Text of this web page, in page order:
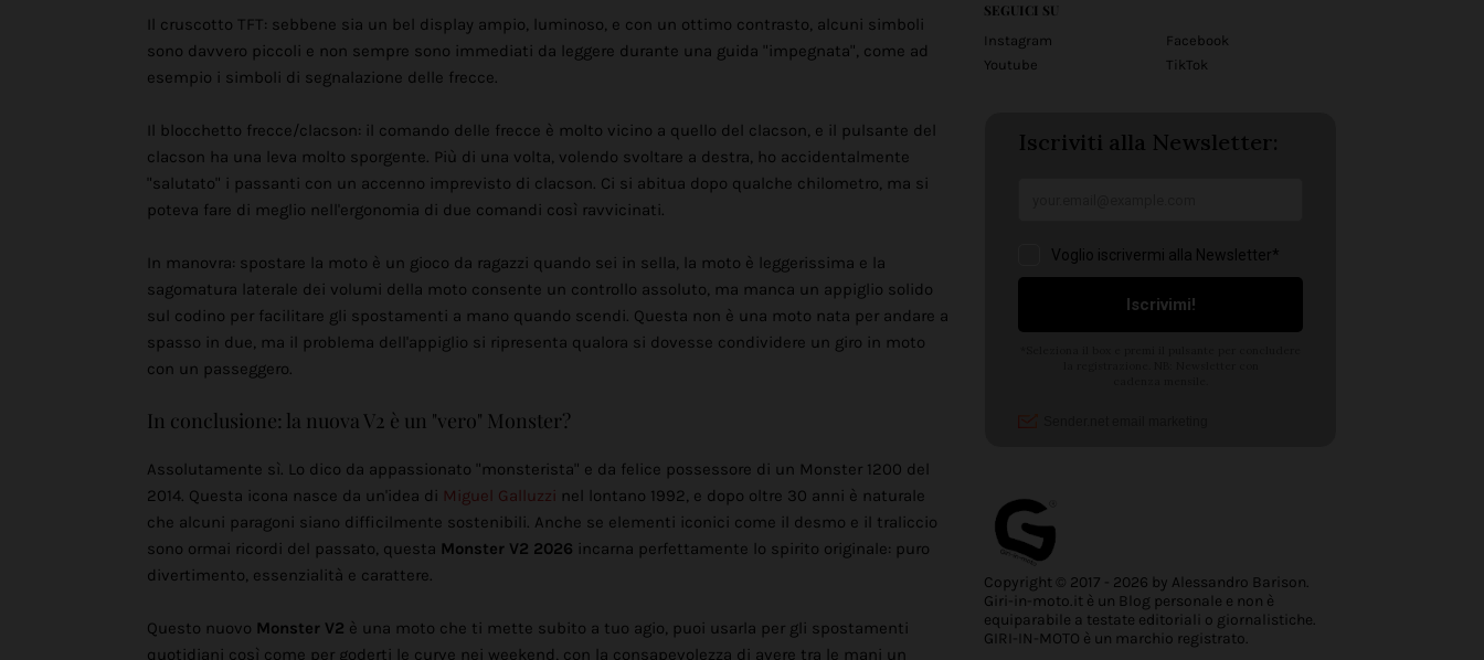
Il cruscotto TFT: sebbene sia un bel display ampio, luminoso, e con un ottimo contrasto, alcuni simboli
sono davvero piccoli e non sempre sono immediati da leggere durante una guida "impegnata", come ad
esempio i simboli di segnalazione delle frecce.
Il blocchetto frecce/clacson: il comando delle frecce è molto vicino a quello del clacson, e il pulsante del
clacson ha una leva molto sporgente. Più di una volta, volendo svoltare a destra, ho accidentalmente
"salutato" i passanti con un accenno imprevisto di clacson. Ci si abitua dopo qualche chilometro, ma si
poteva fare di meglio nell'ergonomia di due comandi così ravvicinati.
In manovra: spostare la moto è un gioco da ragazzi quando sei in sella, la moto è leggerissima e la
sagomatura laterale dei volumi della moto consente un controllo assoluto, ma manca un appiglio solido
sul codino per facilitare gli spostamenti a mano quando scendi. Questa non è una moto nata per andare a
spasso in due, ma il problema dell'appiglio si ripresenta qualora si dovesse condividere un giro in moto
con un passeggero.
In conclusione: la nuova V2 è un "vero" Monster?
Assolutamente sì. Lo dico da appassionato "monsterista" e da felice possessore di un Monster 1200 del
2014. Questa icona nasce da un'idea di Miguel Galluzzi nel lontano 1992, e dopo oltre 30 anni è naturale
che alcuni paragoni siano difficilmente sostenibili. Anche se elementi iconici come il desmo e il traliccio
sono ormai ricordi del passato, questa Monster V2 2026 incarna perfettamente lo spirito originale: puro
divertimento, essenzialità e carattere.
Questo nuovo Monster V2 è una moto che ti mette subito a tuo agio, puoi usarla per gli spostamenti
quotidiani così come per goderti le curve nei weekend, con la consapevolezza di avere tra le mani un
SEGUICI SU
Instagram
Facebook
Youtube
TikTok
Copyright © 2017 - 2026 by Alessandro Barison.
Giri-in-moto.it è un Blog personale e non è
equiparabile a testate editoriali o giornalistiche.
GIRI-IN-MOTO è un marchio registrato.